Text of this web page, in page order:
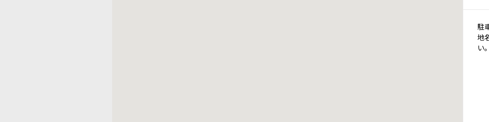
駐
地
い。